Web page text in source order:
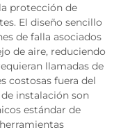
protección de
El diseño sencillo
de falla asociados
de aire, reduciendo
llamadas de
costosas fuera del
instalación son
estándar de